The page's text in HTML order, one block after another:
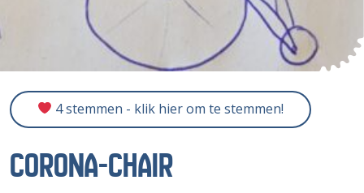
4 stemmen - klik hier om te stemmen!
CORONA-CHAIR